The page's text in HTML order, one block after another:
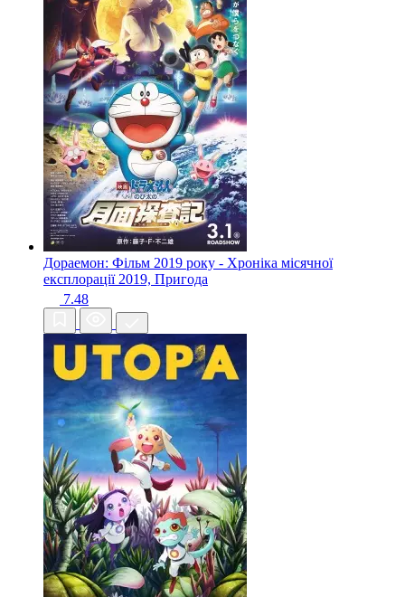
Дораемон: Фільм 2019 року - Хроніка місячної
експлорації 2019, Пригода
7.48